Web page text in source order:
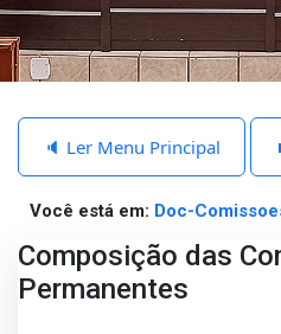
🔈 Ler Menu Principal
Você está em: Doc-
Composição das
Permanentes